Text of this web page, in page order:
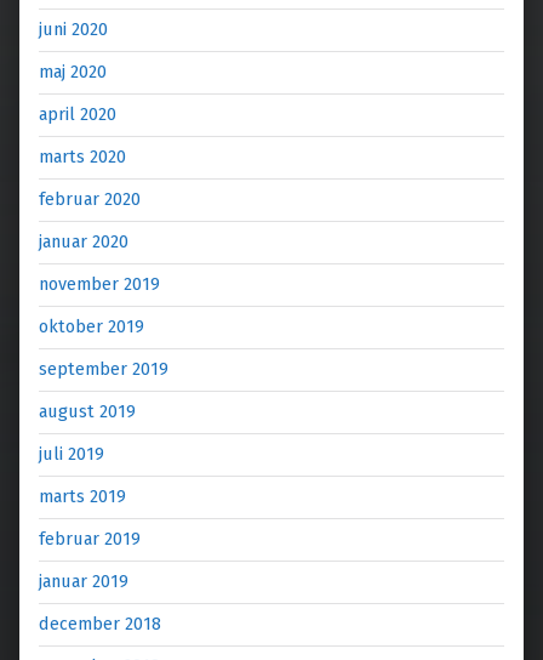
juni 2020
maj 2020
april 2020
marts 2020
februar 2020
januar 2020
november 2019
oktober 2019
september 2019
august 2019
juli 2019
marts 2019
februar 2019
januar 2019
december 2018